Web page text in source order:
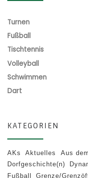
Turnen
Fußball
Tischtennis
Volleyball
Schwimmen
Dart
KATEGORIEN
AKs Aktuelles Aus
Dorfgeschichte(n)
Fußball
Grenze/